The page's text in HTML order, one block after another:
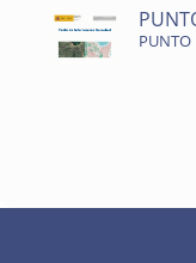
PUNTO